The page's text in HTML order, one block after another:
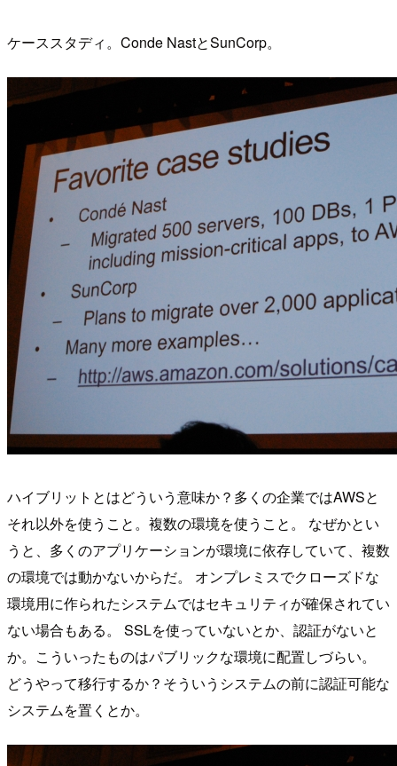
ケーススタディ。Conde NastとSunCorp。
ハイブリットとはどういう意味か？多くの企業ではAWSと
それ以外を使うこと。複数の環境を使うこと。 なぜかとい
うと、多くのアプリケーションが環境に依存していて、複数
の環境では動かないからだ。 オンプレミスでクローズドな
環境用に作られたシステムではセキュリティが確保されてい
ない場合もある。 SSLを使っていないとか、認証がないと
か。こういったものはパブリックな環境に配置しづらい。
どうやって移行するか？そういうシステムの前に認証可能な
システムを置くとか。